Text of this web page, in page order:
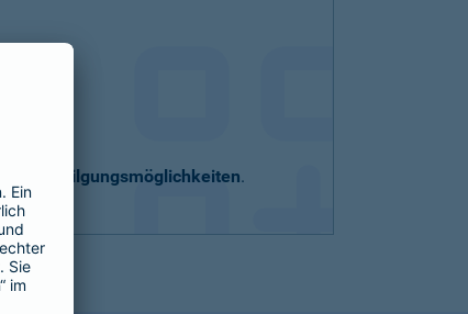
Sondertilgungsmöglichkeiten.